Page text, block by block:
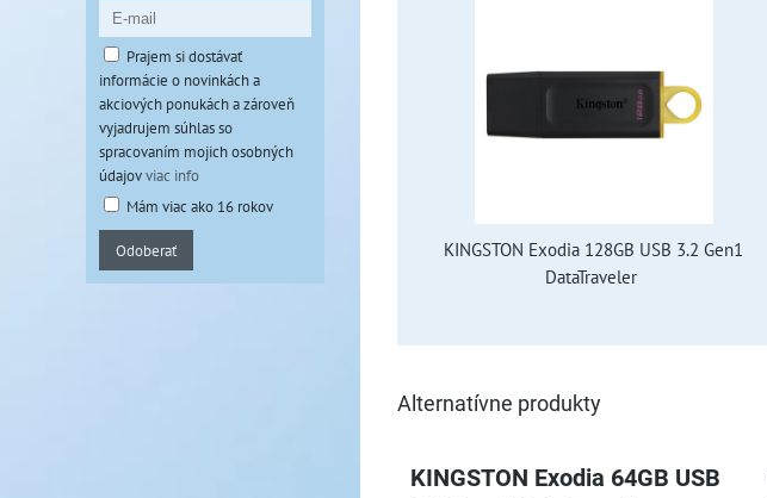
KINGSTON Exodia 128GB USB 3.2 Gen1
DataTraveler
Alternatívne produkty
KINGSTON Exodia 64GB USB
Prajem si dostávať
informácie o novinkách a
akciových ponukách a zároveň
vyjadrujem súhlas so
spracovaním mojich osobných
údajovviac info
Mám viac ako 16 rokov
Odoberať